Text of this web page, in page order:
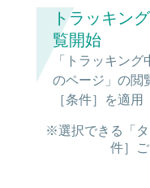
トラッキン
覧開始
「トラッキン
のページ」の閲
［条件］を適用
※選択できる「
件］